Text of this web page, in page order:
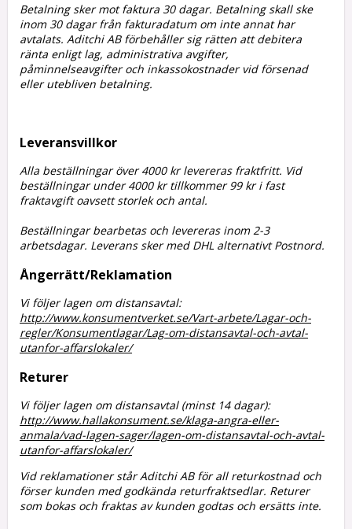
Betalning sker mot faktura 30 dagar. Betalning skall ske
inom 30 dagar från fakturadatum om inte annat har
avtalats. Aditchi AB förbehåller sig rätten att debitera
ränta enligt lag, administrativa avgifter,
påminnelseavgifter och inkassokostnader vid försenad
eller utebliven betalning.
Leveransvillkor
Alla beställningar över 4000 kr levereras fraktfritt. Vid
beställningar under 4000 kr tillkommer 99 kr i fast
fraktavgift oavsett storlek och antal.
Beställningar bearbetas och levereras inom 2-3
arbetsdagar. Leverans sker med DHL alternativt Postnord.
Ångerrätt/Reklamation
Vi följer lagen om distansavtal:
http://www.konsumentverket.se/Vart-arbete/Lagar-och-
regler/Konsumentlagar/Lag-om-distansavtal-och-avtal-
utanfor-affarslokaler/
Returer
Vi följer lagen om distansavtal (minst 14 dagar):
http://www.hallakonsument.se/klaga-angra-eller-
anmala/vad-lagen-sager/lagen-om-distansavtal-och-avtal-
utanfor-affarslokaler/
Vid reklamationer står Aditchi AB för all returkostnad och
förser kunden med godkända returfraktsedlar. Returer
som bokas och fraktas av kunden godtas och ersätts inte.